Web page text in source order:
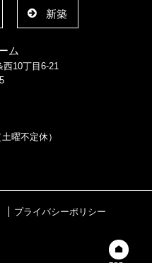
ム
10丁目6-21
曜不定休）
新築
プライバシーポリシー